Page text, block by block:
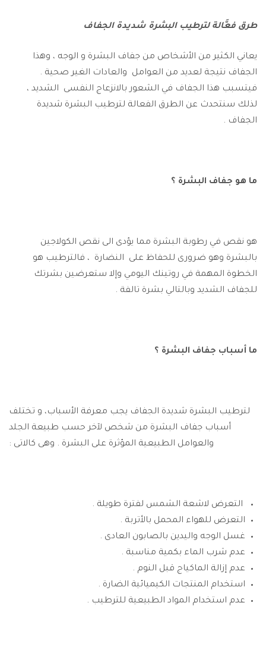
طرق فعَّالة لترطيب البشرة شديدة الجفاف
يعاني الكثير من الأشخاص من جفاف البشرة و الوجه ، وهذا
الجفاف نتيجة لعديد من العوامل والعادات الغير صحية .
فيتسبب هذا الجفاف في الشعور بالانزعاج النفسى الشديد ،
لذلك سنتحدث عن الطرق الفعالة لترطيب البشرة شديدة
الجفاف .
ما هو جفاف البشرة ؟
هو نقص في رطوبة البشرة مما يؤدى الى نقص الكولاجين
بالبشرة وهو ضرورى للحفاظ على النضارة ، فالترطيب هو
الخطوة المهمة في روتينك اليومي وإلا ستعرضين بشرتك
للجفاف الشديد وبالتالي بشرة تالفة .
ما أسباب جفاف البشرة ؟
لترطيب البشرة شديدة الجفاف يجب معرفة الأسباب، و تختلف
أسباب جفاف البشرة من شخص لآخر حسب طبيعة الجلد
والعوامل الطبيعية المؤثرة على البشرة . وهى كالاتى :
التعرض لاشعة الشمس لفترة طويلة .
التعرض للهواء المحمل بالأتربة .
غسل الوجه واليدين بالصابون العادى .
عدم شرب الماء بكمية مناسبة .
عدم إزالة الماكياج قبل النوم .
استخدام المنتجات الكيميائية الضارة .
عدم استخدام المواد الطبيعية للترطيب .